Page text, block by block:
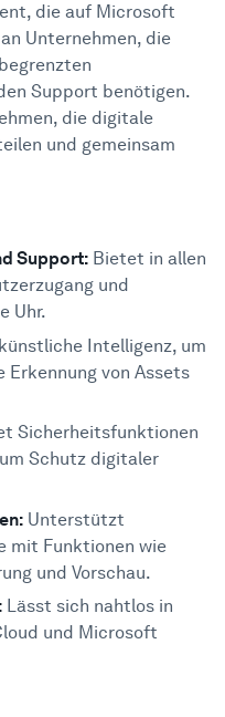
die auf Microsoft
Unternehmen, die
Support benötigen.
die digitale
und gemeinsam
Support: Bietet in allen
und
Uhr.
Intelligenz, um
von Assets
Sicherheitsfunktionen
Schutz digitaler
Unterstützt
mit Funktionen wie
und Vorschau.
Lässt sich nahtlos in
und Microsoft